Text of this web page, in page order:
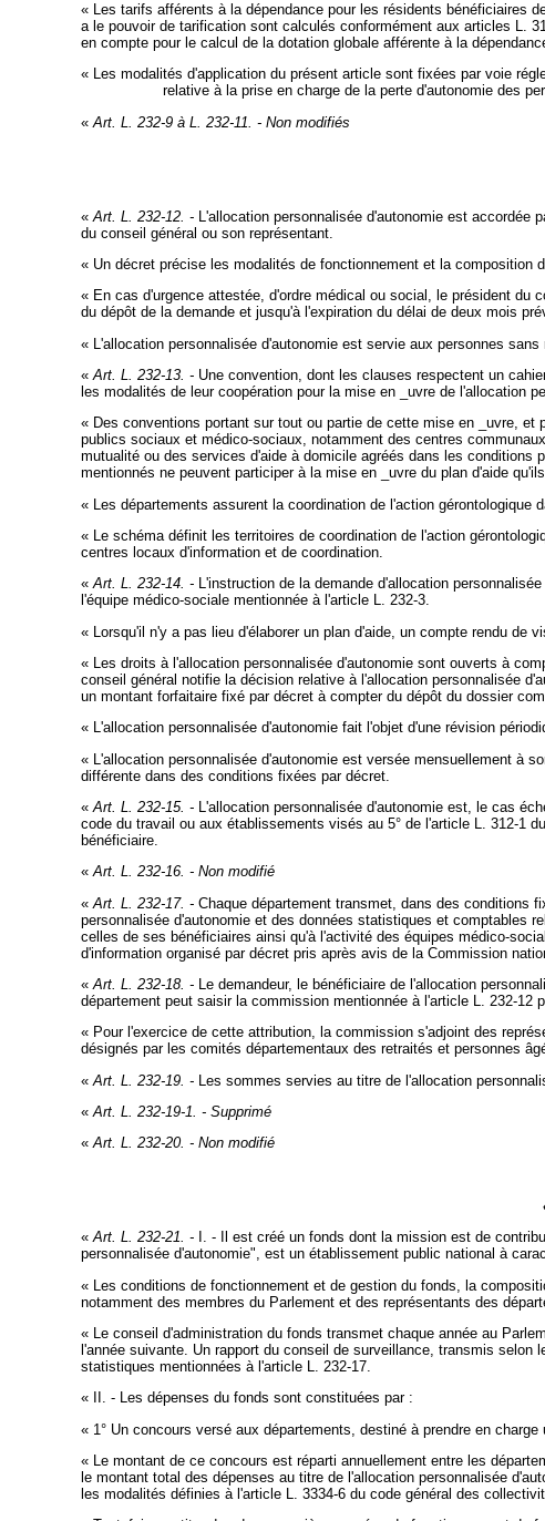
« Les tarifs afférents à la dépendance pour les résidents bénéficiaires
a le pouvoir de tarification sont calculés conformément aux articles L.
en compte pour le calcul de la dotation globale afférente à la
« Les modalités d'application du présent article sont fixées par voie
relative à la prise en charge de la perte d'autonomie des
« Art. L. 232-9 à L. 232-11. - Non modifiés
« Art. L. 232-12. -L'allocation personnalisée d'autonomie est accordée
du conseil général ou son représentant.
« Un décret précise les modalités de fonctionnement et la
« En cas d'urgence attestée, d'ordre médical ou social, le président du
du dépôt de la demande et jusqu'à l'expiration du délai de deux mois
« L'allocation personnalisée d'autonomie est servie aux personnes
«Art. L. 232-13. -Une convention, dont les clauses respectent un
les modalités de leur coopération pour la mise en _uvre de l'allocation
« Des conventions portant sur tout ou partie de cette mise en _uvre,
publics sociaux et médico-sociaux, notamment des centres
mutualité ou des services d'aide à domicile agréés dans les
mentionnés ne peuvent participer à la mise en _uvre du plan d'aide
« Les départements assurent la coordination de l'action gérontologique
« Le schéma définit les territoires de coordination de l'action
centres locaux d'information et de coordination.
«Art. L. 232-14. -L'instruction de la demande d'allocation
l'équipe médico-sociale mentionnée à l'article L. 232-3.
« Lorsqu'il n'y a pas lieu d'élaborer un plan d'aide, un compte rendu de
« Les droits à l'allocation personnalisée d'autonomie sont ouverts à
conseil général notifie la décision relative à l'allocation personnalisée
un montant forfaitaire fixé par décret à compter du dépôt du dossier
« L'allocation personnalisée d'autonomie fait l'objet d'une révision
« L'allocation personnalisée d'autonomie est versée mensuellement à
différente dans des conditions fixées par décret.
« Art. L. 232-15. -L'allocation personnalisée d'autonomie est, le cas
code du travail ou aux établissements visés au 5° de l'article L. 312-1
bénéficiaire.
«Art. L. 232-16. - Non modifié
« Art. L. 232-17. - Chaque département transmet, dans des conditions
personnalisée d'autonomie et des données statistiques et comptables
celles de ses bénéficiaires ainsi qu'à l'activité des équipes médico-
d'information organisé par décret pris après avis de la Commission
« Art. L. 232-18. -
Le demandeur, le bénéficiaire de l'allocation
département peut saisir la commission mentionnée à l'article L. 232-12
« Pour l'exercice de cette attribution, la commission s'adjoint des
désignés par les comités départementaux des retraités et personnes
« Art. L. 232-19. -Les sommes servies au titre de l'allocation
« Art. L. 232-19-1. - Supprimé
«Art. L. 232-20. - Non modifié
«Art. L. 232-21. -I. - Il est créé un fonds dont la mission est de
personnalisée d'autonomie", est un établissement public national à
« Les conditions de fonctionnement et de gestion du fonds, la
notamment des membres du Parlement et des représentants des
« Le conseil d'administration du fonds transmet chaque année au
l'année suivante. Un rapport du conseil de surveillance, transmis
statistiques mentionnées à l'article L. 232-17.
« II. - Les dépenses du fonds sont constituées par :
« 1° Un concours versé aux départements, destiné à prendre en charge
« Le montant de ce concours est réparti annuellement entre les
le montant total des dépenses au titre de l'allocation personnalisée
les modalités définies à l'article L. 3334-6 du code général des